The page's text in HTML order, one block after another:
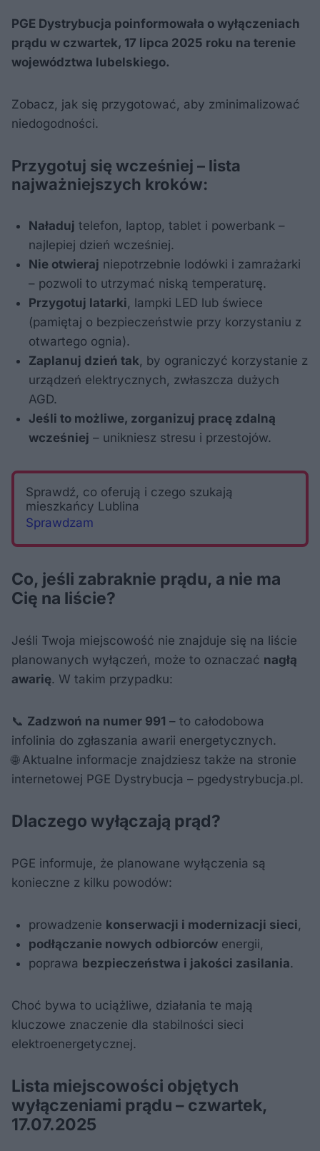
PGE Dystrybucja poinformowała o wyłączeniach
prądu w czwartek, 17 lipca 2025 roku na terenie
województwa lubelskiego.
Zobacz, jak się przygotować, aby zminimalizować
niedogodności.
Przygotuj się wcześniej – lista
najważniejszych kroków:
Naładuj telefon, laptop, tablet i powerbank –
najlepiej dzień wcześniej.
Nie otwieraj niepotrzebnie lodówki i zamrażarki
– pozwoli to utrzymać niską temperaturę.
Przygotuj latarki , lampki LED lub świece
(pamiętaj o bezpieczeństwie przy korzystaniu z
otwartego ognia).
Zaplanuj dzień tak , by ograniczyć korzystanie z
urządzeń elektrycznych, zwłaszcza dużych
AGD.
Jeśli to możliwe, zorganizuj pracę zdalną
wcześniej – unikniesz stresu i przestojów.
Sprawdź, co oferują i czego szukają
mieszkańcy Lublina
Sprawdzam
Co, jeśli zabraknie prądu, a nie ma
Cię na liście?
Jeśli Twoja miejscowość nie znajduje się na liście
planowanych wyłączeń, może to oznaczać nagłą
awarię. W takim przypadku:
📞 Zadzwoń na numer 991 – to całodobowa
infolinia do zgłaszania awarii energetycznych.
🌐 Aktualne informacje znajdziesz także na stronie
internetowej PGE Dystrybucja – pgedystrybucja.pl.
Dlaczego wyłączają prąd?
PGE informuje, że planowane wyłączenia są
konieczne z kilku powodów:
prowadzenie konserwacji i modernizacji sieci
podłączanie nowych odbiorców energii,
poprawa bezpieczeństwa i jakości zasilania.
Choć bywa to uciążliwe, działania te mają
kluczowe znaczenie dla stabilności sieci
elektroenergetycznej.
Lista miejscowości objętych
wyłączeniami prądu – czwartek,
17.07.2025